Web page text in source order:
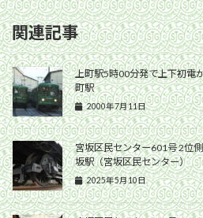
関連記事
上町駅5時00分発で上下初電
町駅
2000年7月11日
宮坂区民センター601号 2位
坂駅（宮坂区民センター）
2025年5月10日